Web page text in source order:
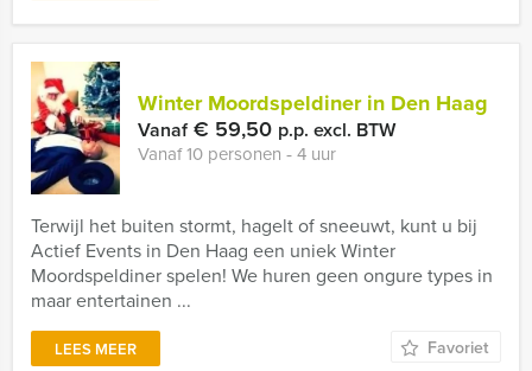
Winter Moordspeldiner in Den Haag
Vanaf€ 59,50 p.p. excl. BTW
Vanaf 10 personen ‐ 4 uur
Terwijl het buiten stormt, hagelt of sneeuwt, kunt u bij
Actief Events in Den Haag een uniek Winter
Moordspeldiner spelen! We huren geen ongure types in
maar entertainen ...
LEES MEER Favoriet